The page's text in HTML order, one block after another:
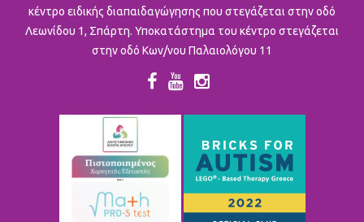
κέντρο ειδικής διαπαιδαγώγησης που στεγάζεται στην οδό
Λεωνίδου 1, Σπάρτη. Υποκατάστημα του κέντρο στεγάζεται
στην οδό Κων/νου Παλαιολόγου 11